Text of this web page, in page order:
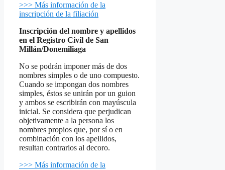
>>> Más información de la
inscripción de la filiación
Inscripción del nombre y apellidos
en el Registro Civil de San
Millán/Donemiliaga
No se podrán imponer más de dos
nombres simples o de uno compuesto.
Cuando se impongan dos nombres
simples, éstos se unirán por un guion
y ambos se escribirán con mayúscula
inicial. Se considera que perjudican
objetivamente a la persona los
nombres propios que, por sí o en
combinación con los apellidos,
resultan contrarios al decoro.
>>> Más información de la